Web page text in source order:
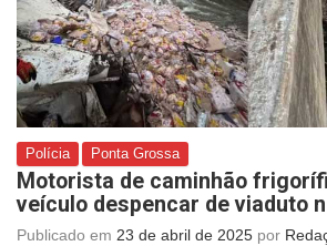
Polícia Ponta Grossa
Motorista de caminhão
veículo despencar de viaduto
Publicado em 23 de abril de 2025 por